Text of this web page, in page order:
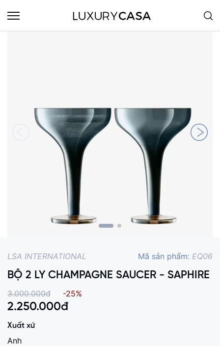
LSA INTERNATIONAL Mã sản phẩm: EQ06
BỘ 2 LY CHAMPAGNE SAUCER - SAPHIRE
3.000.000đ -25%
2.250.000đ
Xuất xứ
Anh